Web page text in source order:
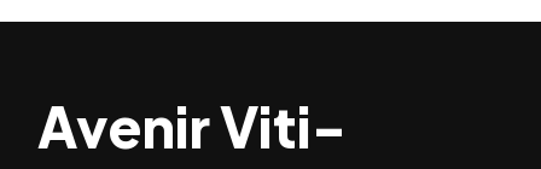
Avenir Viti-